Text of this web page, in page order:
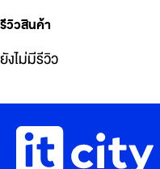
รีวิวสินค้า
ยังไม่มีรีวิว